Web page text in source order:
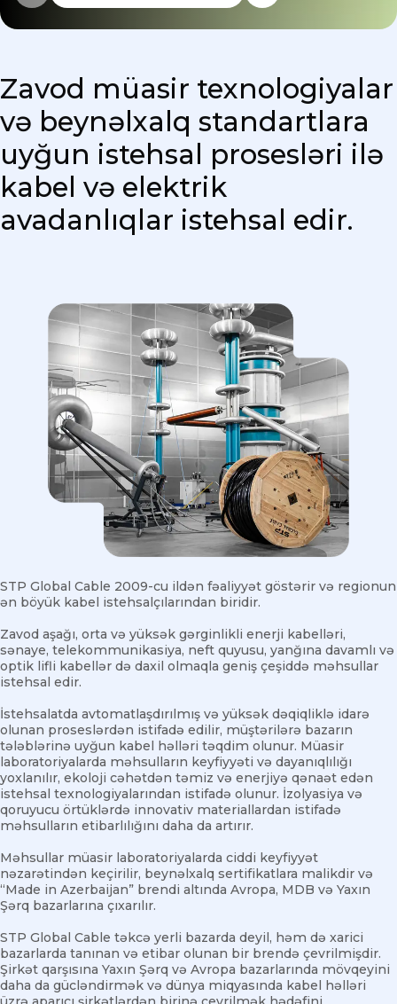
Zavod müasir texnologiyalar
və beynəlxalq standartlara
uyğun istehsal prosesləri ilə
kabel və elektrik
avadanlıqlar istehsal edir.
STP Global Cable 2009-cu ildən fəaliyyət göstərir və regionun
ən böyük kabel istehsalçılarından biridir.
Zavod aşağı, orta və yüksək gərginlikli enerji kabelləri,
sənaye, telekommunikasiya, neft quyusu, yanğına davamlı və
optik lifli kabellər də daxil olmaqla geniş çeşiddə məhsullar
istehsal edir.
İstehsalatda avtomatlaşdırılmış və yüksək dəqiqliklə idarə
olunan proseslərdən istifadə edilir, müştərilərə bazarın
tələblərinə uyğun kabel həlləri təqdim olunur. Müasir
laboratoriyalarda məhsulların keyfiyyəti və dayanıqlılığı
yoxlanılır, ekoloji cəhətdən təmiz və enerjiyə qənaət edən
istehsal texnologiyalarından istifadə olunur. İzolyasiya və
qoruyucu örtüklərdə innovativ materiallardan istifadə
məhsulların etibarlılığını daha da artırır.
Məhsullar müasir laboratoriyalarda ciddi keyfiyyət
nəzarətindən keçirilir, beynəlxalq sertifikatlara malikdir və
“Made in Azerbaijan” brendi altında Avropa, MDB və Yaxın
Şərq bazarlarına çıxarılır.
STP Global Cable təkcə yerli bazarda deyil, həm də xarici
bazarlarda tanınan və etibar olunan bir brendə çevrilmişdir.
Şirkət qarşısına Yaxın Şərq və Avropa bazarlarında mövqeyini
daha da gücləndirmək və dünya miqyasında kabel həlləri